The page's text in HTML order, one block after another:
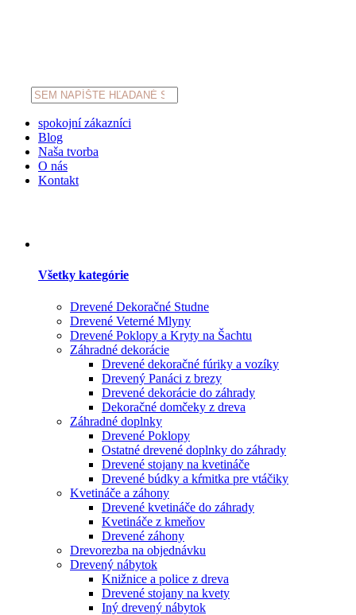
Products
search
spokojní zákazníci
Blog
Naša tvorba
O nás
Kontakt
Všetky kategórie
Drevené Dekoračné Studne
Drevené Veterné Mlyny
Drevené Poklopy a Kryty na Šachtu
Záhradné dekorácie
Drevené dekoračné fúriky a vozíky
Drevený Panáci z brezy
Drevené dekorácie do záhrady
Dekoračné domčeky z dreva
Záhradné doplnky
Drevené Poklopy
Ostatné drevené doplnky do záhrady
Drevené stojany na kvetináče
Drevené búdky a kŕmitka pre vtáčiky
Kvetináče a záhony
Drevené kvetináče do záhrady
Kvetináče z kmeňov
Drevené záhony
Drevorezba na objednávku
Drevený nábytok
Knižnice a police z dreva
Drevené stojany na kvety
Iný drevený nábytok